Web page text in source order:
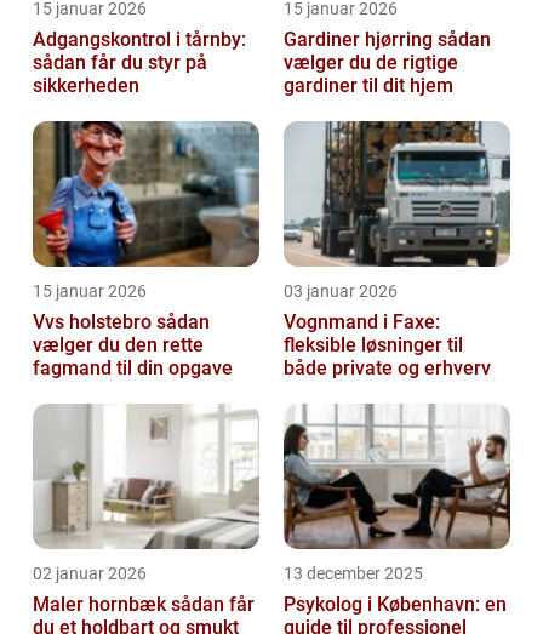
15 januar 2026
Adgangskontrol i tårnby:
sådan får du styr på
sikkerheden
15 januar 2026
Gardiner hjørring sådan
vælger du de rigtige
gardiner til dit hjem
15 januar 2026
Vvs holstebro sådan
vælger du den rette
fagmand til din opgave
03 januar 2026
Vognmand i Faxe:
fleksible løsninger til
både private og erhverv
02 januar 2026
Maler hornbæk sådan får
du et holdbart og smukt
13 december 2025
Psykolog i København: en
guide til professionel